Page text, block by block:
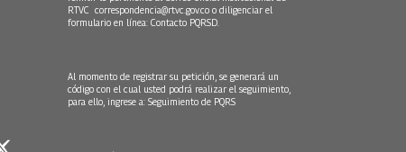
RTVC correspondencia@rtvc.gov.co o diligenciar el
formulario en línea: Contacto PQRSD.
Al momento de registrar su petición, se generará un
código con el cual usted podrá realizar el seguimiento,
para ello, ingrese a: Seguimiento de PQRS